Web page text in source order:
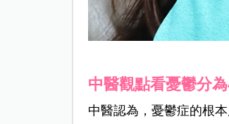
中醫觀點看憂鬱分
中醫認為，憂鬱症的根